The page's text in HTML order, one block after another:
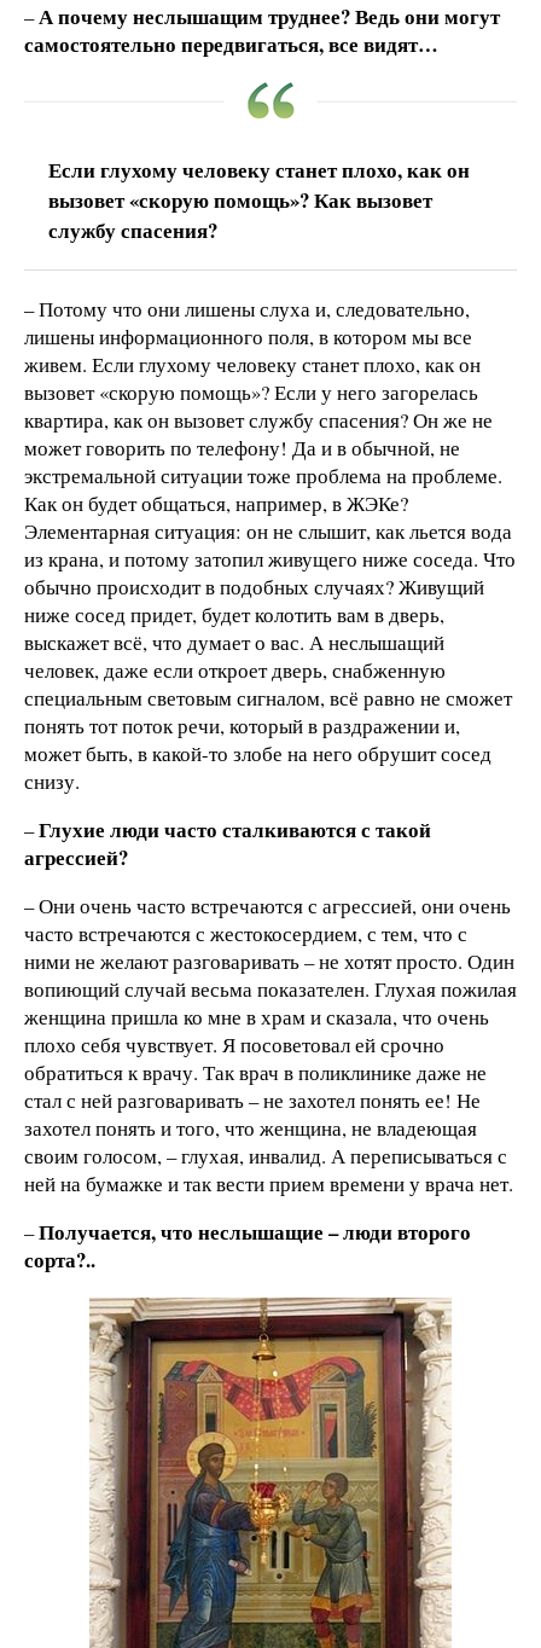
–А почему неслышащим труднее? Ведь они могут
самостоятельно передвигаться, все видят…
Если глухому человеку станет плохо, как он
вызовет «скорую помощь»? Как вызовет
службу спасения?
– Потому что они лишены слуха и, следовательно,
лишены информационного поля, в котором мы все
живем. Если глухому человеку станет плохо, как он
вызовет «скорую помощь»? Если у него загорелась
квартира, как он вызовет службу спасения? Он же не
может говорить по телефону! Да и в обычной, не
экстремальной ситуации тоже проблема на проблеме.
Как он будет общаться, например, в ЖЭКе?
Элементарная ситуация: он не слышит, как льется вода
из крана, и потому затопил живущего ниже соседа. Что
обычно происходит в подобных случаях? Живущий
ниже сосед придет, будет колотить вам в дверь,
выскажет всё, что думает о вас. А неслышащий
человек, даже если откроет дверь, снабженную
специальным световым сигналом, всё равно не сможет
понять тот поток речи, который в раздражении и,
может быть, в какой-то злобе на него обрушит сосед
снизу.
–Глухие люди часто сталкиваются с такой
агрессией?
– Они очень часто встречаются с агрессией, они очень
часто встречаются с жестокосердием, с тем, что с
ними не желают разговаривать – не хотят просто. Один
вопиющий случай весьма показателен. Глухая пожилая
женщина пришла ко мне в храм и сказала, что очень
плохо себя чувствует. Я посоветовал ей срочно
обратиться к врачу. Так врач в поликлинике даже не
стал с ней разговаривать – не захотел понять ее! Не
захотел понять и того, что женщина, не владеющая
своим голосом, – глухая, инвалид. А переписываться с
ней на бумажке и так вести прием времени у врача нет.
–Получается, что неслышащие – люди второго
сорта?..